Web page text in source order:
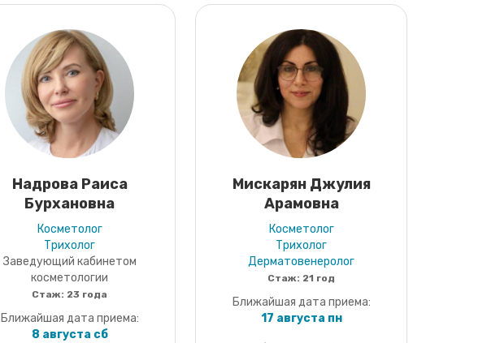
Надрова Раиса
Бурхановна
Косметолог
Трихолог
Заведующий кабинетом
косметологии
Стаж: 23 года
Ближайшая дата приема:
8 августа сб
Мискарян Джулия
Арамовна
Косметолог
Трихолог
Дерматовенеролог
Стаж: 21 год
Ближайшая дата приема:
17 августа пн